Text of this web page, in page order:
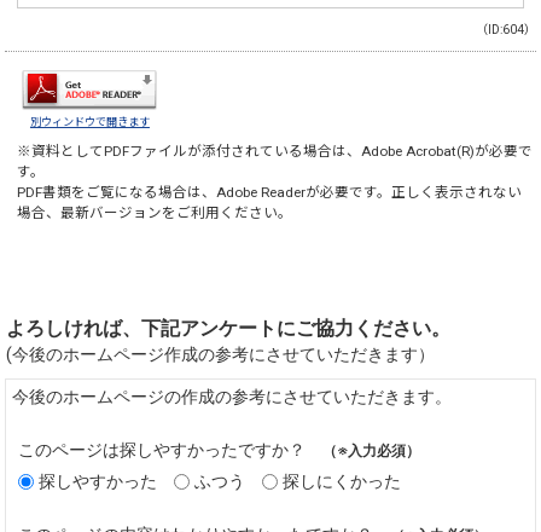
（ID:604）
別ウィンドウで開きます
※資料としてPDFファイルが添付されている場合は、 Adobe Acrobat(R)が必要で
す。
PDF書類をご覧になる場合は、 Adobe Readerが必要です。正しく表示されない
場合、最新バージョンをご利用ください。